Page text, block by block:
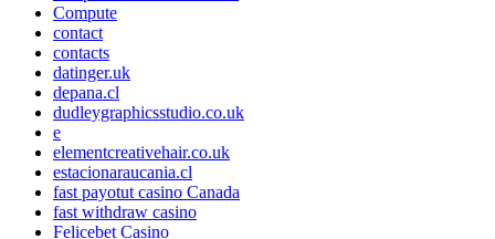
Compute
contact
contacts
datinger.uk
depana.cl
dudleygraphicsstudio.co.uk
e
elementcreativehair.co.uk
estacionaraucania.cl
fast payotut casino Canada
fast withdraw casino
Felicebet Casino